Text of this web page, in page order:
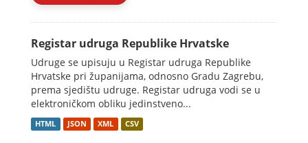
Registar udruga Republike Hrvatske
Udruge se upisuju u Registar udruga Republike
Hrvatske pri županijama, odnosno Gradu Zagrebu,
prema sjedištu udruge. Registar udruga vodi se u
elektroničkom obliku jedinstveno...
HTML JSON XML CSV